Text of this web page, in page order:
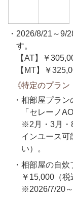
2026/8/21～9/
す。
【AT】￥
【MT】￥
《特定のプラ
相部屋プラン
「セレーノ
※2月・3月・
インユース可
い）。
相部屋の自炊
￥15,000（税
※2026/7/20～